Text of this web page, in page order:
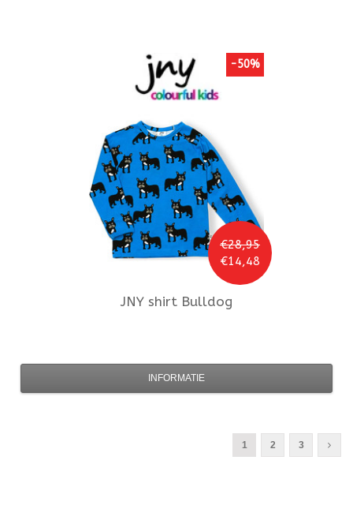
€28,95
€14,48
-50%
JNY shirt Bulldog
INFORMATIE
1 2 3